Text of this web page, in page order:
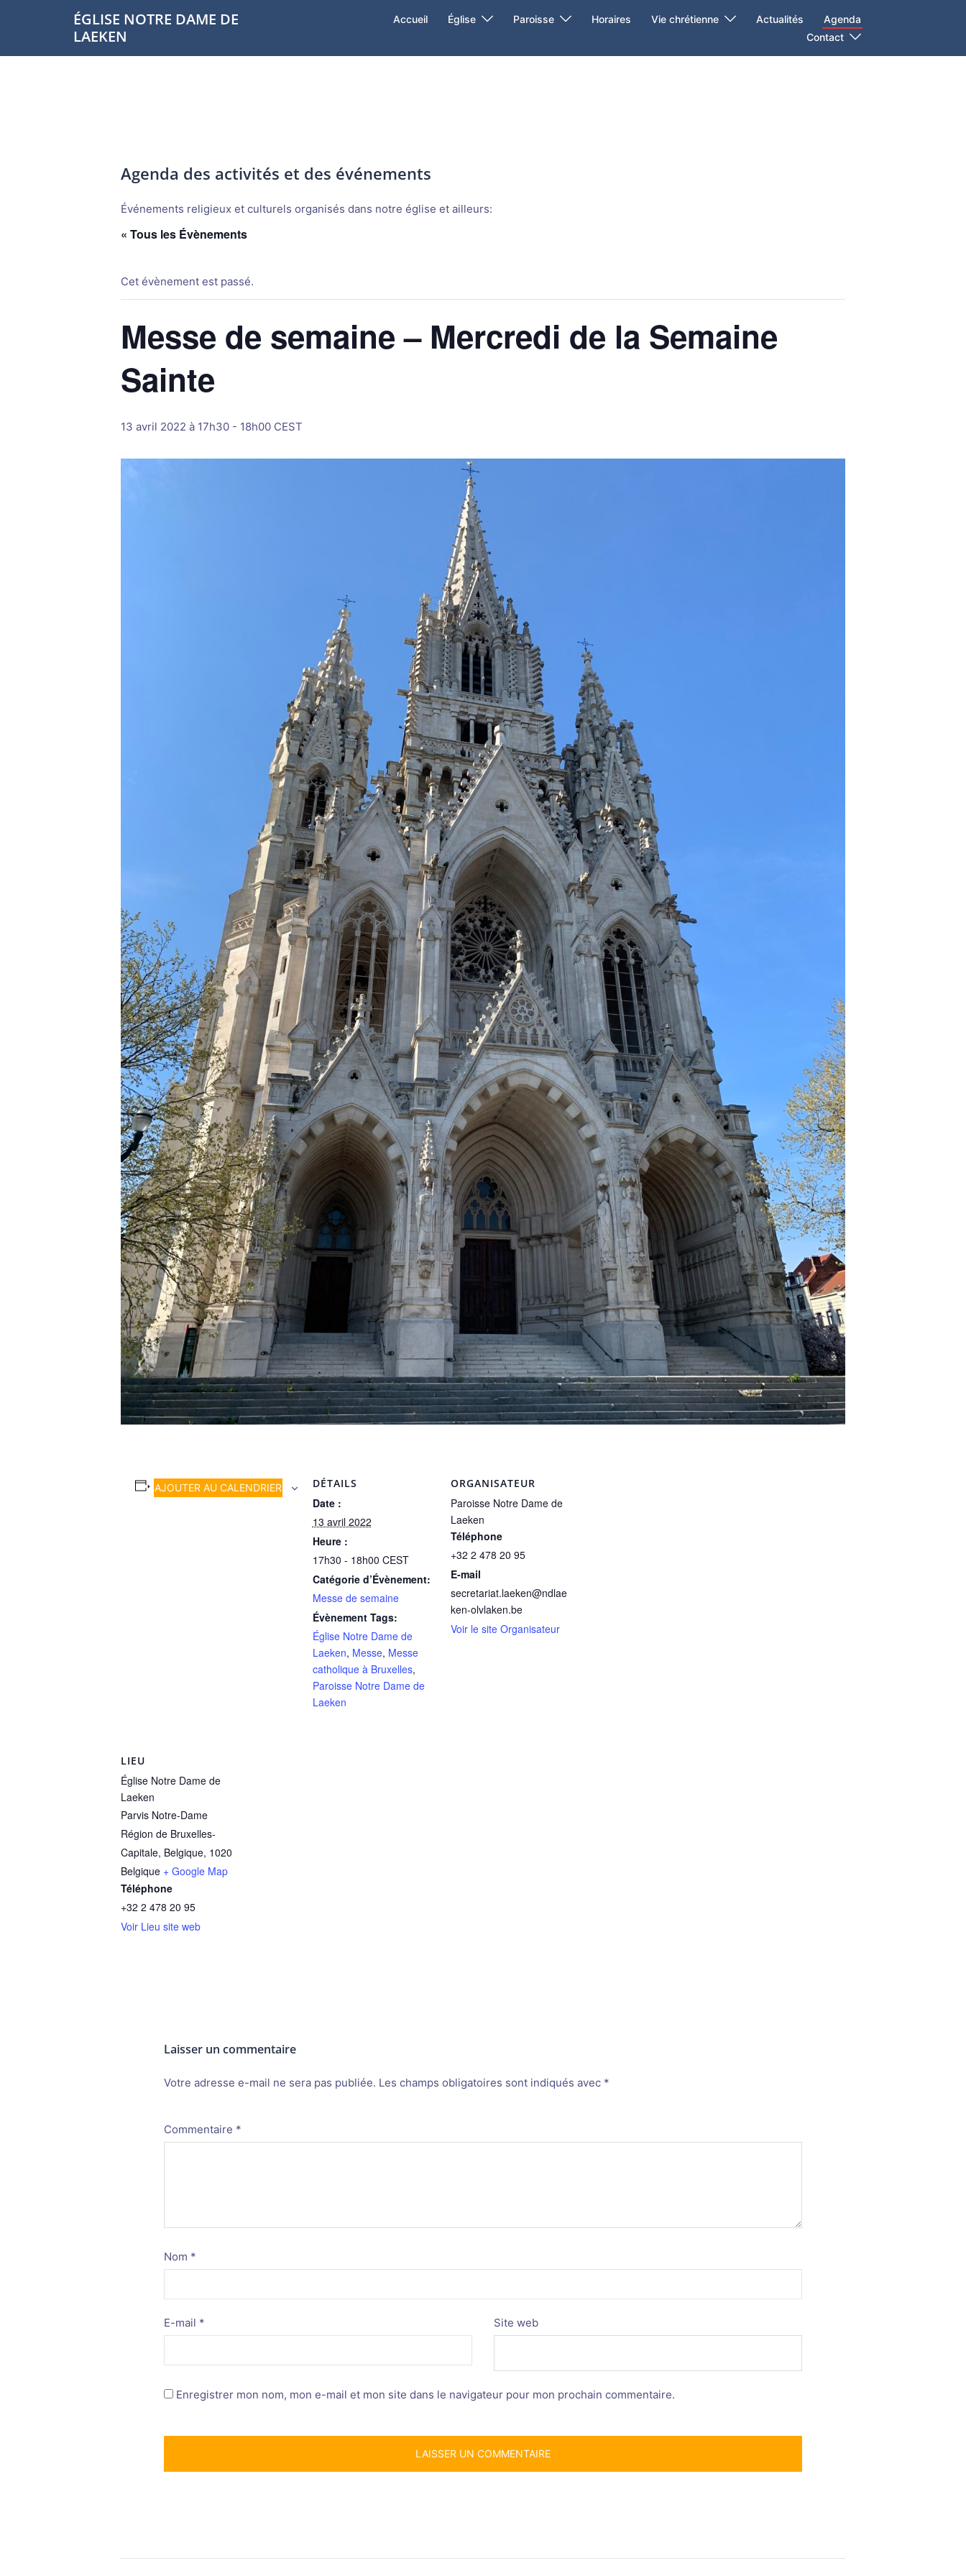
ÉGLISE NOTRE DAME DE
LAEKEN
Accueil Église Paroisse Horaires Vie chrétienne Actualités
Agenda
Contact
Agenda des activités et des événements
Événements religieux et culturels organisés dans notre église et ailleurs:
« Tous les Évènements
Cet évènement est passé.
Messe de semaine – Mercredi de la Semaine
Sainte
13 avril 2022 à 17h30 - 18h00 CEST
AJOUTER AU CALENDRIER DÉTAILS
Date :
13 avril 2022
Heure :
17h30 - 18h00 CEST
Catégorie d’Évènement:
Messe de semaine
Évènement Tags:
Église Notre Dame de
Laeken, Messe, Messe
catholique à Bruxelles,
Paroisse Notre Dame de
Laeken
ORGANISATEUR
Paroisse Notre Dame de
Laeken
Téléphone
+32 2 478 20 95
E-mail
secretariat.laeken@ndlae
ken-olvlaken.be
Voir le site Organisateur
LIEU
Église Notre Dame de
Laeken
Parvis Notre-Dame
Région de Bruxelles-
Capitale, Belgique, 1020
Belgique + Google Map
Téléphone
+32 2 478 20 95
Voir Lieu site web
Laisser un commentaire
Votre adresse e-mail ne sera pas publiée. Les champs obligatoires sont indiqués avec *
Commentaire *
Nom *
E-mail * Site web
Enregistrer mon nom, mon e-mail et mon site dans le navigateur pour mon prochain commentaire.
Alternative: